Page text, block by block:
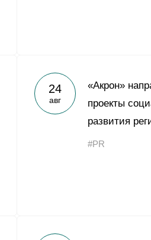
24
авг
«Акрон»
проекты
развития
#PR